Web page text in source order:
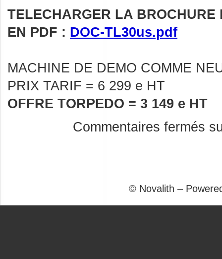
TELECHARGER LA BROCHURE
EN PDF : DOC-TL30us.pdf
MACHINE DE DEMO COMME
PRIX TARIF = 6 299 e HT
OFFRE TORPEDO = 3 149 e HT
Commentaires fermés
© Novalith –